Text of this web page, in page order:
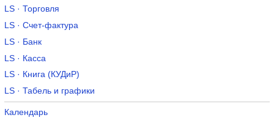
LS · Торговля
LS · Счет-фактура
LS · Банк
LS · Касса
LS · Книга (КУДиР)
LS · Табель и графики
Календарь